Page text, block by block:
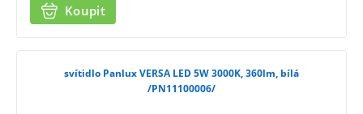
Koupit
svítidlo Panlux VERSA LED 5W 3000K, 360lm, bílá
/PN11100006/